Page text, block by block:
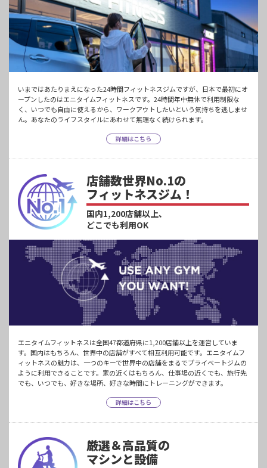
いまではあたりまえになった24時間フィットネスジムですが、日本で最初にオ
ープンしたのはエニタイムフィットネスです。24時間年中無休で利用制限な
く、いつでも自由に使えるから、ワークアウトしたいという気持ちを逃しませ
ん。あなたのライフスタイルにあわせて無理なく続けられます。
詳細はこちら
店舗数世界No.1の
フィットネスジム！
国内1,200店舗以上、
どこでも利用OK
エニタイムフィットネスは全国47都道府県に1,200店舗以上を運営していま
す。国内はもちろん、世界中の店舗がすべて相互利用可能です。エニタイムフ
ィットネスの魅力は、一つのキーで世界中の店舗をまるでプライベートジムの
ように利用できることです。家の近くはもちろん、仕事場の近くでも、旅行先
でも、いつでも、好きな場所、好きな時間にトレーニングができます。
詳細はこちら
厳選＆高品質の
マシンと設備